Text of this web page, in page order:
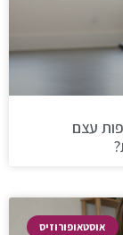
צפיפות עצם
אוסטאופורוזיס